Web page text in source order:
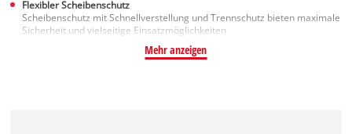
Flexibler Scheibenschutz
Scheibenschutz mit Schnellverstellung und Trennschutz bieten maximale
Sicherheit und vielseitige Einsatzmöglichkeiten
Mehr anzeigen